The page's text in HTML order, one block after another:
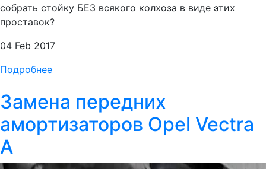
собрать стойку БЕЗ всякого колхоза в виде этих
проставок?
04 Feb 2017
Подробнее
Замена передних
амортизаторов Opel Vectra
A